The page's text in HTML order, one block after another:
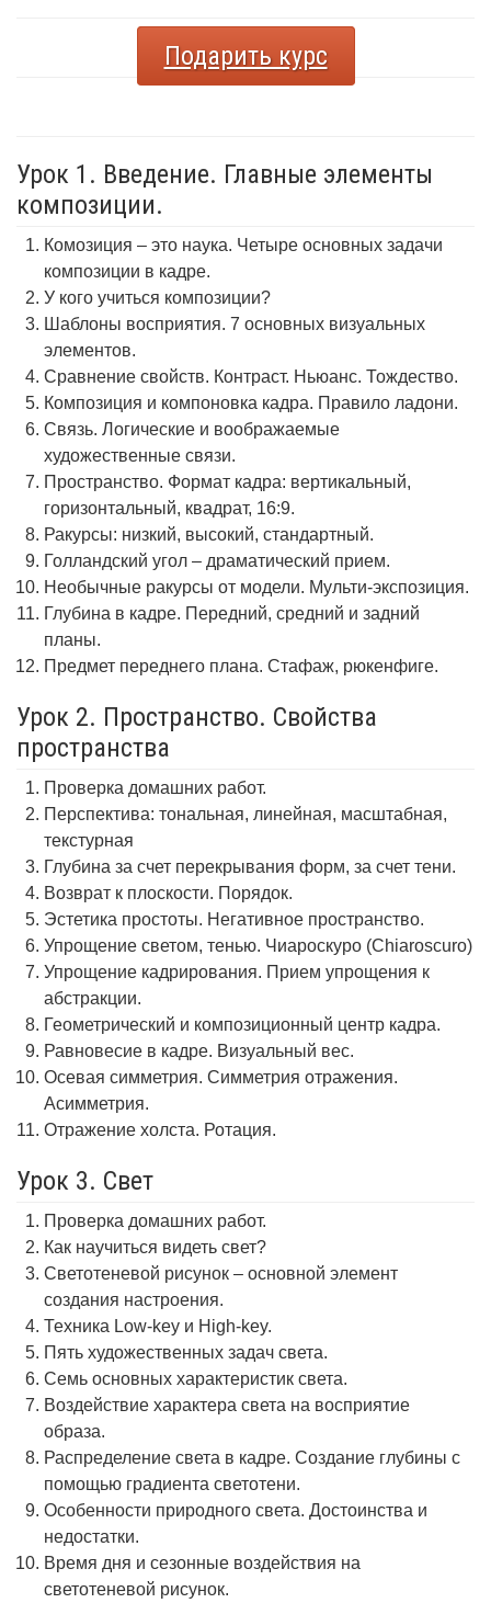
Подарить курс
Урок 1. Введение. Главные элементы
композиции.
Комозиция – это наука. Четыре основных задачи
композиции в кадре.
У кого учиться композиции?
Шаблоны восприятия. 7 основных визуальных
элементов.
Сравнение свойств. Контраст. Ньюанс. Тождество.
Композиция и компоновка кадра. Правило ладони.
Связь. Логические и воображаемые
художественные связи.
Пространство. Формат кадра: вертикальный,
горизонтальный, квадрат, 16:9.
Ракурсы: низкий, высокий, стандартный.
Голландский угол – драматический прием.
Необычные ракурсы от модели. Мульти-экспозиция.
Глубина в кадре. Передний, средний и задний
планы.
Предмет переднего плана. Стафаж, рюкенфиге.
Урок 2. Пространство. Свойства
пространства
Проверка домашних работ.
Перспектива: тональная, линейная, масштабная,
текстурная
Глубина за счет перекрывания форм, за счет тени.
Возврат к плоскости. Порядок.
Эстетика простоты. Негативное пространство.
Упрощение светом, тенью. Чиароскуро (Chiaroscuro)
Упрощение кадрирования. Прием упрощения к
абстракции.
Геометрический и композиционный центр кадра.
Равновесие в кадре. Визуальный вес.
Осевая симметрия. Симметрия отражения.
Асимметрия.
Отражение холста. Ротация.
Урок 3. Свет
Проверка домашних работ.
Как научиться видеть свет?
Светотеневой рисунок – основной элемент
создания настроения.
Техника Low-key и High-key.
Пять художественных задач света.
Семь основных характеристик света.
Воздействие характера света на восприятие
образа.
Распределение света в кадре. Создание глубины с
помощью градиента светотени.
Особенности природного света. Достоинства и
недостатки.
Время дня и сезонные воздействия на
светотеневой рисунок.